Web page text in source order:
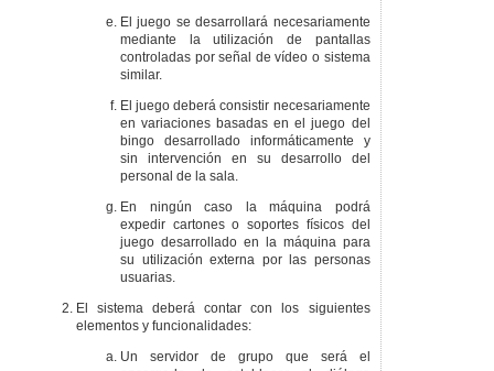
El juego se desarrollará necesariamente
mediante la utilización de pantallas
controladas por señal de vídeo o sistema
similar.
El juego deberá consistir necesariamente
en variaciones basadas en el juego del
bingo desarrollado informáticamente y
sin intervención en su desarrollo del
personal de la sala.
En ningún caso la máquina podrá
expedir cartones o soportes físicos del
juego desarrollado en la máquina para
su utilización externa por las personas
usuarias.
El sistema deberá contar con los siguientes
elementos y funcionalidades:
Un servidor de grupo que será el